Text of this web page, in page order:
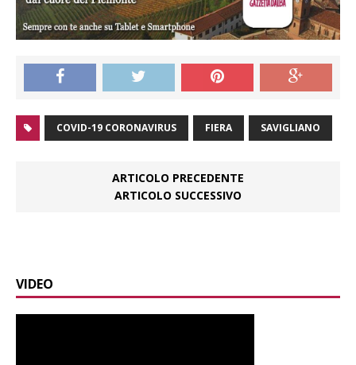
COVID-19 CORONAVIRUS FIERA SAVIGLIANO
ARTICOLO PRECEDENTE
ARTICOLO SUCCESSIVO
VIDEO